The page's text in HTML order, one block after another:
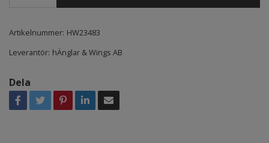
Artikelnummer: HW23483
Leverantör: hÄnglar & Wings AB
Dela